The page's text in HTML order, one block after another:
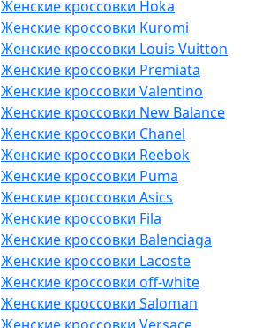
Женские кроссовки Hoka
Женские кроссовки Kuromi
Женские кроссовки Louis Vuitton
Женские кроссовки Premiata
Женские кроссовки Valentino
Женские кроссовки New Balance
Женские кроссовки Chanel
Женские кроссовки Reebok
Женские кроссовки Puma
Женские кроссовки Asics
Женские кроссовки Fila
Женские кроссовки Balenciaga
Женские кроссовки Lacoste
Женские кроссовки off-white
Женские кроссовки Saloman